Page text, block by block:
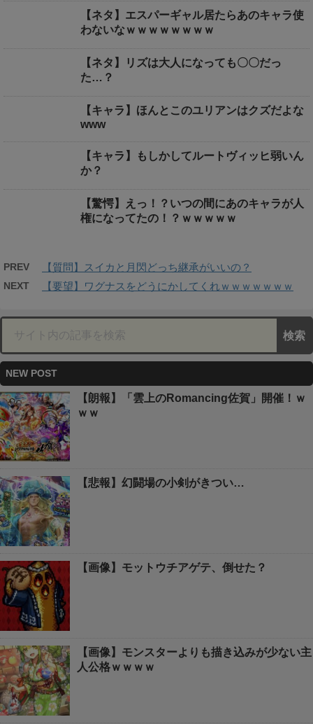
【ネタ】エスパーギャル居たらあのキャラ使
わないなｗｗｗｗｗｗｗｗ
【ネタ】リズは大人になっても〇〇だっ
た…？
【キャラ】ほんとこのユリアンはクズだよな
www
【キャラ】もしかしてルートヴィッヒ弱いん
か？
【驚愕】えっ！？いつの間にあのキャラが人
権になってたの！？ｗｗｗｗｗ
PREV 【質問】スイカと月閃どっち継承がいいの？
NEXT 【要望】ワグナスをどうにかしてくれｗｗｗｗｗｗｗ
NEW POST
【朗報】「雲上のRomancing佐賀」開催！ｗ
ｗｗ
【悲報】幻闘場の小剣がきつい…
【画像】モットウチアゲテ、倒せた？
【画像】モンスターよりも描き込みが少ない主
人公格ｗｗｗｗ